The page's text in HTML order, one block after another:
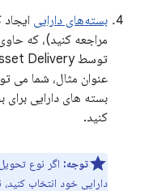
بسته‌های دارایی ایجاد
مراجعه کنید)، که
عنوان مثال، شما می
بسته های دارایی
کنید.
توجه: اگر نوع تحویل